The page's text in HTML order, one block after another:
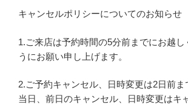
キャンセルポリシーについてのお知らせ
1.ご来店は予約時間の5分前までにお越し
うにお願い申し上げます。
2.ご予約キャンセル、日時変更は2日前ま
当日、前日のキャンセル、日時変更はキ